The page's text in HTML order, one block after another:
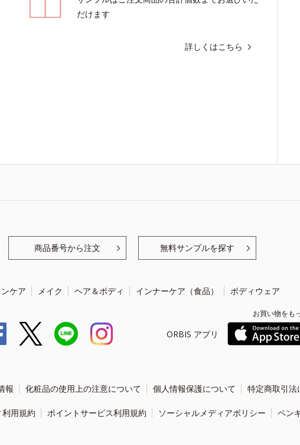
だけます
詳しくはこちら
商品番号から注文 無料サンプルを探す
ケア メイク ヘア＆ボディ インナーケア（食品） ボディウェア
ORBIS アプリ
お買い物をも
報 化粧品の使用上の注意について 個人情報保護について 特定商取引法
用規約 ポイントサービス利用規約 ソーシャルメディアポリシー ペン